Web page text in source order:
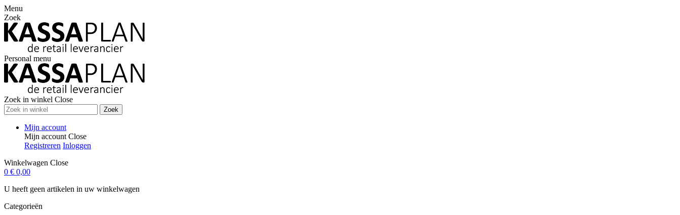
Menu
Zoek
Personal menu
Zoek in winkel Close
Zoek
Mijn account
Mijn account Close
Registreren Inloggen
Winkelwagen Close
0 € 0,00
U heeft geen artikelen in uw winkelwagen
Categorieën